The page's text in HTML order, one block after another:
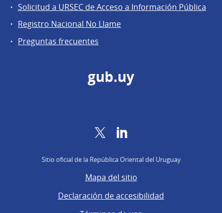
Solicitud a URSEC de Acceso a Información Pública
Registro Nacional No Llame
Preguntas frecuentes
gub.uy
Twitter
Sitio oficial de la República Oriental del Uruguay
Mapa del sitio
Declaración de accesibilidad